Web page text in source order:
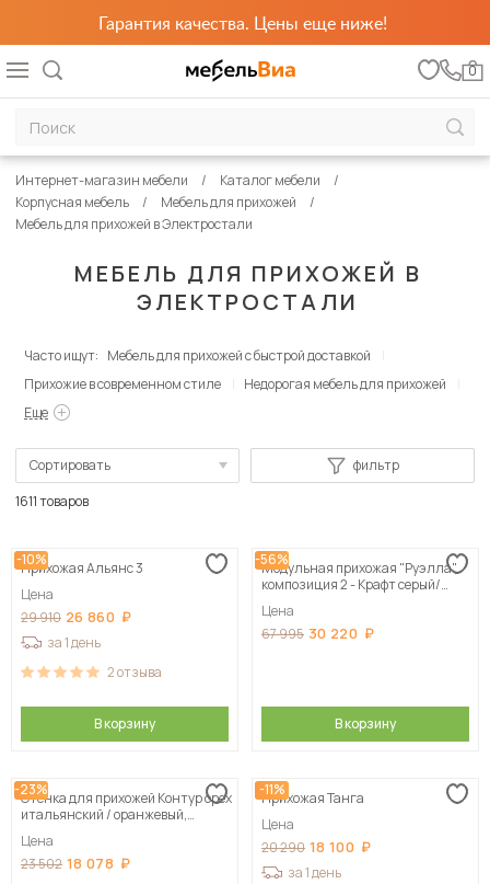
Гарантия качества. Цены еще ниже!
0
МЕБЕЛЬ ДЛЯ ПРИХОЖЕЙ В
ЭЛЕКТРОСТАЛИ
Интернет-магазин мебели
Каталог мебели
Корпусная мебель
Мебель для прихожей
Мебель для прихожей в Электростали
Часто ищут: Мебель для прихожей с быстрой доставкой
Прихожие в современном стиле
Недорогая мебель для прихожей
Еще
Сортировать
Сначала дорогие
фильтр
1611 товаров
-10%
Прихожая Альянс 3
Цена
29 910 26 860
за 1 день
2отзыва
В корзину
-56%
Модульная прихожая "Руэлла",
композиция 2 - Крафт серый/
Цена
67 995 30 220
В корзину
-23%
Стенка для прихожей Контур орех
итальянский / оранжевый,
Цена
23 502 18 078
-11%
Прихожая Танга
Цена
20 290 18 100
за 1 день